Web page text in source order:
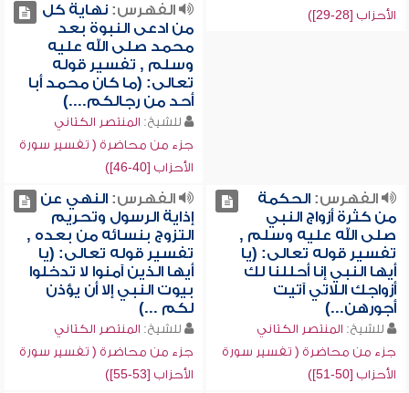
الأحزاب [28-29])
الفهرس:نهاية كل
من ادعى النبوة بعد
محمد صلى الله عليه
وسلم , تفسير قوله
تعالى: (ما كان محمد أبا
أحد من رجالكم....)
للشيخ: المنتصر الكتاني
جزء من محاضرة ( تفسير سورة
الأحزاب [40-46])
الفهرس:الحكمة
من كثرة أزواج النبي
صلى الله عليه وسلم ,
تفسير قوله تعالى: (يا
أيها النبي إنا أحللنا لك
أزواجك اللاتي آتيت
أجورهن...)
للشيخ: المنتصر الكتاني
جزء من محاضرة ( تفسير سورة
الأحزاب [50-51])
الفهرس:النهي عن
إذاية الرسول وتحريم
التزوج بنسائه من بعده ,
تفسير قوله تعالى: (يا
أيها الذين آمنوا لا تدخلوا
بيوت النبي إلا أن يؤذن
لكم ...)
للشيخ: المنتصر الكتاني
جزء من محاضرة ( تفسير سورة
الأحزاب [53-55])